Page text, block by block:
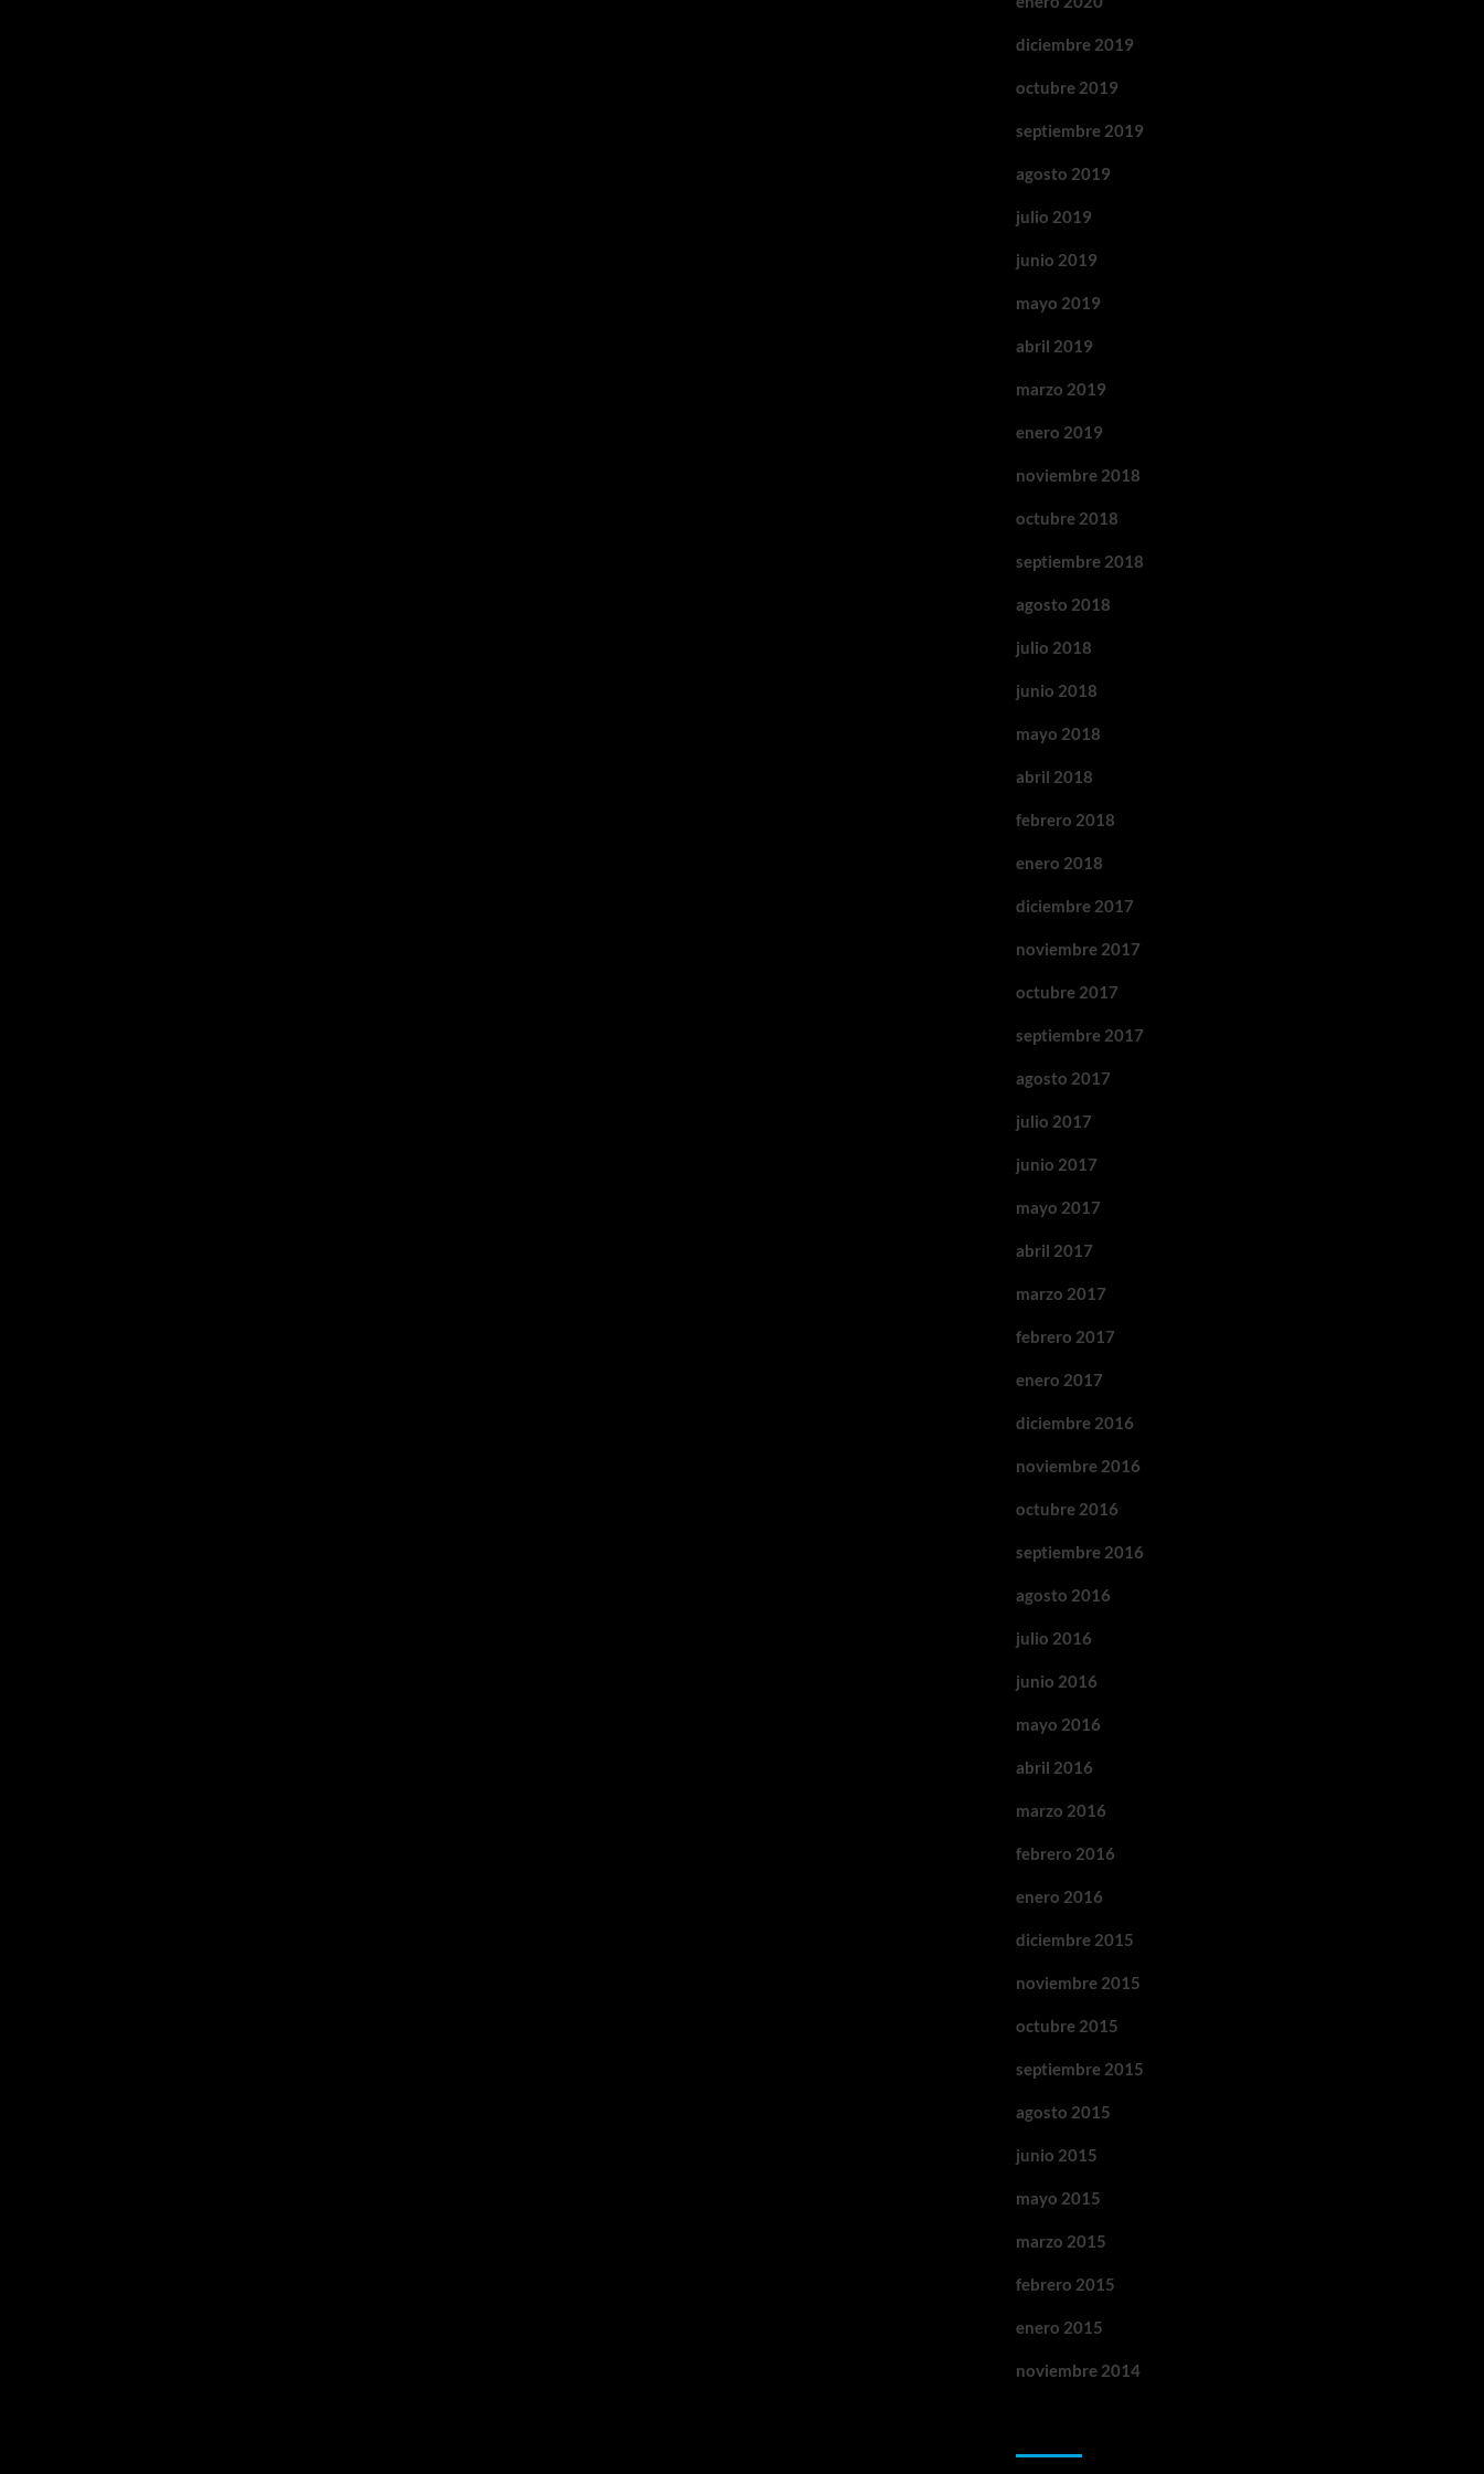
diciembre 2019
octubre 2019
septiembre 2019
agosto 2019
julio 2019
junio 2019
mayo 2019
abril 2019
marzo 2019
enero 2019
noviembre 2018
octubre 2018
septiembre 2018
agosto 2018
julio 2018
junio 2018
mayo 2018
abril 2018
febrero 2018
enero 2018
diciembre 2017
noviembre 2017
octubre 2017
septiembre 2017
agosto 2017
julio 2017
junio 2017
mayo 2017
abril 2017
marzo 2017
febrero 2017
enero 2017
diciembre 2016
noviembre 2016
octubre 2016
septiembre 2016
agosto 2016
julio 2016
junio 2016
mayo 2016
abril 2016
marzo 2016
febrero 2016
enero 2016
diciembre 2015
noviembre 2015
octubre 2015
septiembre 2015
agosto 2015
junio 2015
mayo 2015
marzo 2015
febrero 2015
enero 2015
noviembre 2014